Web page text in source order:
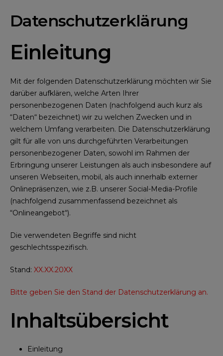
Datenschutzerklärung
Einleitung
Mit der folgenden Datenschutzerklärung möchten wir Sie
darüber aufklären, welche Arten Ihrer
personenbezogenen Daten (nachfolgend auch kurz als
“Daten“ bezeichnet) wir zu welchen Zwecken und in
welchem Umfang verarbeiten. Die Datenschutzerklärung
gilt für alle von uns durchgeführten Verarbeitungen
personenbezogener Daten, sowohl im Rahmen der
Erbringung unserer Leistungen als auch insbesondere auf
unseren Webseiten, mobil, als auch innerhalb externer
Onlinepräsenzen, wie z.B. unserer Social-Media-Profile
(nachfolgend zusammenfassend bezeichnet als
“Onlineangebot“).
Die verwendeten Begriffe sind nicht
geschlechtsspezifisch.
Stand: XX.XX.20XX
Bitte geben Sie den Stand der Datenschutzerklärung an.
Inhaltsübersicht
Einleitung